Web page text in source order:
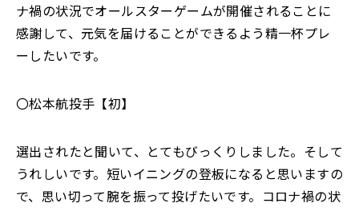
ナ禍の状況でオールスターゲームが開催されることに
感謝して、元気を届けることができるよう精一杯プレ
ーしたいです。
〇松本航投手【初】
選出されたと聞いて、とてもびっくりしました。そして
うれしいです。短いイニングの登板になると思いますの
で、思い切って腕を振って投げたいです。コロナ禍の状